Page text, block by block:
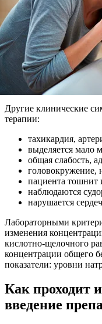
Другие клинические
терапии:
тахикардия,
выделяется мало
общая слабость,
головокружение,
пациента тошнит
наблюдаются
нарушается
Лабораторными
изменения
кислотно-щелочного
концентрации общего
показатели: уровни
Как проходит
введение